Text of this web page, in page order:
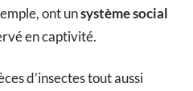
ont unsystème social
en captivité.
d’insectes tout aussi